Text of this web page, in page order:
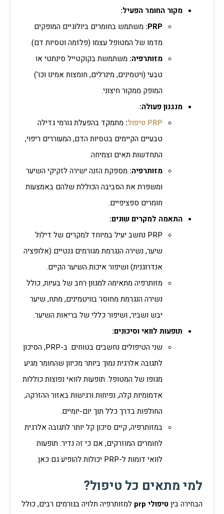
מקור החומר הפעיל:
PRP: משתמש בחומרים ביולוגיים המופקים
מדמו של המטופל עצמו (פלזמה וטסיות דם).
מזותרפיה: משתמשת בקוקטייל סינתטי או
טבעי (ויטמינים, מינרלים, חומצות אמינו וכו')
המופק ממקור חיצוני.
מנגנון פעולה:
PRP טיפול
: מתמקד בהפעלת גורמי גדילה
טבעיים הקיימים בטסיות הדם, המעוררים ריפוי,
התחדשות תאים וצמיחה.
מזותרפיה: מספקת הזנה ישירה לזקיקי השיער
ומשפרת את הסביבה הכוללת שלהם באמצעות
חומרים ספציפיים.
התאמה למקרים שונים:
PRP נחשב יעיל במיוחד למקרים של דילול
שיער, נשירה הנגרמת מגורמים גנטיים (אלופציה
אנדרוגנית) ושיפור איכות השיער הקיים.
מזותרפיה מתאימה למגוון רחב של בעיות, כולל
נשירה הנגרמת מחוסר בוויטמינים, מתח, שיער
יבש ושביר, ושיפור כללי של בריאות השיער.
תופעות לוואי וסיכונים:
שני הטיפולים נחשבים בטוחים. ב-PRP, הסיכון
לתגובה אלרגית נמוך ביותר מכיוון שהחומר מגיע
מגופו של המטופל. תופעות לוואי נפוצות כוללות
אדמומיות קלה, נפיחות ורגישות באזור ההזרקה,
החולפות בדרך כלל תוך יום-יומיים.
במזותרפיה, קיים סיכון קל יותר לתגובה אלרגית
לחומרים המוזרקים, אם כי זה נדיר. תופעות
לוואי דומות ל-PRP יכולות להופיע גם כאן.
למי מתאים כל טיפול?
הבחירה ביןטיפולי prp
למזותרפיה תלויה בגורמים רבים, כולל